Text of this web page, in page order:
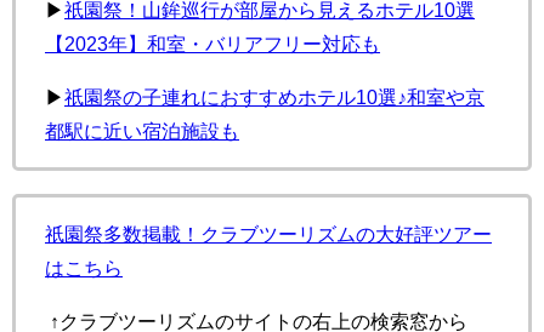
▶︎祇園祭！山鉾巡行が部屋から見えるホテル10選
【2023年】和室・バリアフリー対応も
▶︎祇園祭の子連れにおすすめホテル10選♪和室や京
都駅に近い宿泊施設も
祇園祭多数掲載！クラブツーリズムの大好評ツアー
はこちら
↑クラブツーリズムのサイトの右上の検索窓から